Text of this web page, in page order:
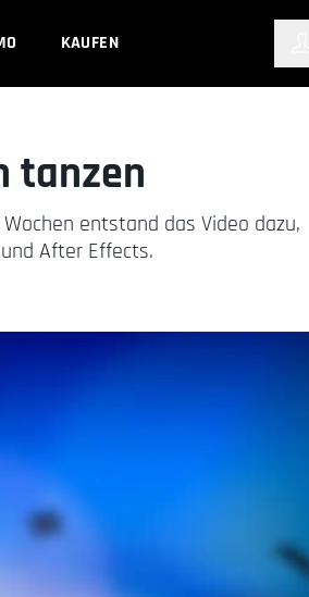
KAUFEN
tanzen
entstand das Video dazu,
After Effects.